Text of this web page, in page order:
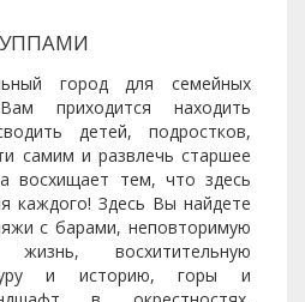
город для семейных
приходится находить
детей, подростков,
самим и развлечь старшее
восхищает тем, что здесь
каждого! Здесь Вы найдете
с барами, неповторимую
восхитительную
и историю, горы и